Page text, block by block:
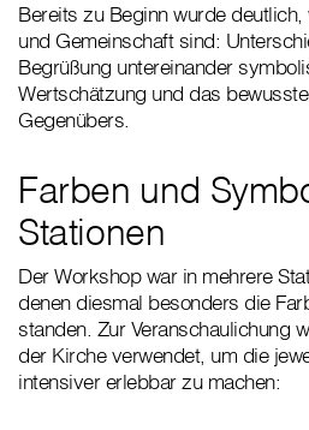
Bereits zu Beginn wurde
und Gemeinschaft sind:
Begrüßung untereinander
Wertschätzung und das
Gegenübers.
Farben und
Stationen
Der Workshop war in mehrere
denen diesmal besonders die
standen. Zur Veranschaulichung
der Kirche verwendet, um die
intensiver erlebbar zu machen: